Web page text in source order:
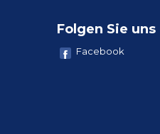
Folgen Sie uns
Facebook